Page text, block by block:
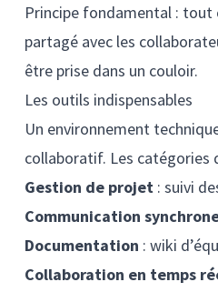
Principe fondamental :
partagé avec les
être prise dans un couloir.
Les outils indispensables
Un environnement
collaboratif. Les catégories
Gestion de projet : suivi
Communication
Documentation : wiki
Collaboration en temps